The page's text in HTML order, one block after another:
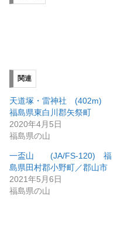
関連
天道塚・雷神社 (402m)
福島県東白川郡矢祭町
2020年4月5日
福島県の山
一盃山 (JA/FS-120) 福
島県田村郡小野町／郡山市
2021年5月6日
福島県の山